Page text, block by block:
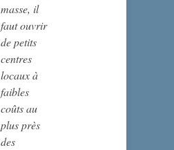
masse, il
faut ouvrir
de petits
centres
locaux à
faibles
coûts au
plus près
des